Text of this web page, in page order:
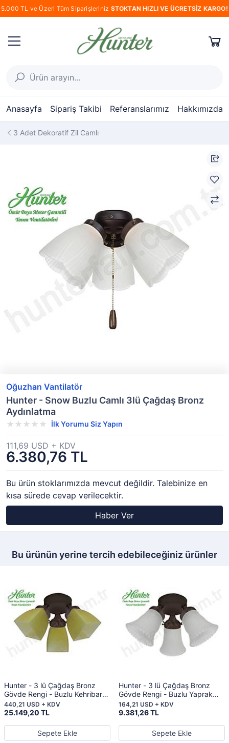
5.000 TL ve Üzeri Tüm Siparişleriniz STOKTAN HIZLI VE ÜCRETSİZ KARGO!
Anasayfa Sipariş Takibi Referanslarımız Hakkımızda
3 Adet Dekoratif Zil Camlı
Oğuzhan Vantilatör
Hunter - Snow Buzlu Camlı 3lü Çağdaş Bronz
Aydınlatma
İlk Yorumu Siz Yapın
6.380,76 TL
111,69 USD + KDV
Bu ürün stoklarımızda mevcut değildir. Talebinize en
kısa sürede cevap verilecektir.
Haber Ver
Bu ürünün yerine tercih edebileceğiniz ürünler
Hunter - 3 lü Çağdaş Bronz
Gövde Rengi - Buzlu Kehribar
Kare Cam Aydınlatma
25.149,20 TL
440,21 USD + KDV
Sepete Ekle
Hunter - 3 lü Çağdaş Bronz
Gövde Rengi - Buzlu Yaprak
Cam Aydınlatma
9.381,26 TL
164,21 USD + KDV
Sepete Ekle